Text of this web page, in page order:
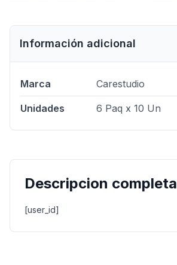
Información adicional
Marca Carestudio
Unidades 6 Paq x 10 Un
Descripcion completa
[user_id]